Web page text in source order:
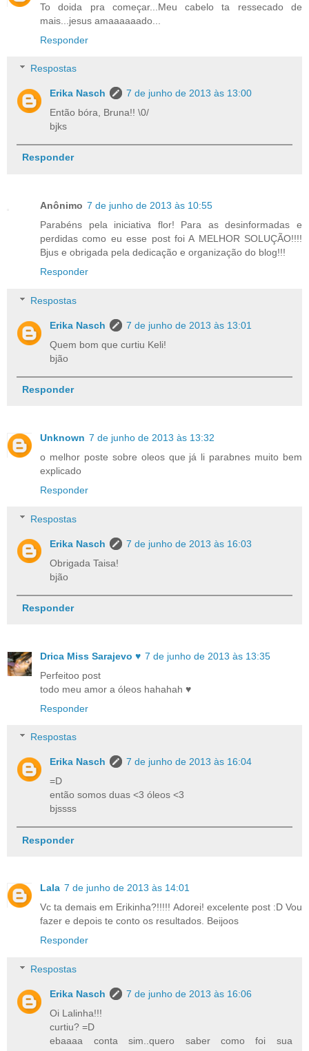
To doida pra começar...Meu cabelo ta ressecado de
mais...jesus amaaaaaado...
Responder
Respostas
Erika Nasch
7 de junho de 2013 às 13:00
Então bóra, Bruna!! \0/
bjks
Responder
Anônimo 7 de junho de 2013 às 10:55
Parabéns pela iniciativa flor! Para as desinformadas e
perdidas como eu esse post foi A MELHOR SOLUÇÃO!!!!
Bjus e obrigada pela dedicação e organização do blog!!!
Responder
Respostas
Erika Nasch
7 de junho de 2013 às 13:01
Quem bom que curtiu Keli!
bjão
Responder
Unknown 7 de junho de 2013 às 13:32
o melhor poste sobre oleos que já li parabnes muito bem
explicado
Responder
Respostas
Erika Nasch
7 de junho de 2013 às 16:03
Obrigada Taisa!
bjão
Responder
Drica Miss Sarajevo ♥ 7 de junho de 2013 às 13:35
Perfeitoo post
todo meu amor a óleos hahahah ♥
Responder
Respostas
Erika Nasch
7 de junho de 2013 às 16:04
=D
então somos duas <3 óleos <3
bjssss
Responder
Lala 7 de junho de 2013 às 14:01
Vc ta demais em Erikinha?!!!!! Adorei! excelente post :D Vou
fazer e depois te conto os resultados. Beijoos
Responder
Respostas
Erika Nasch
7 de junho de 2013 às 16:06
Oi Lalinha!!!
curtiu? =D
ebaaaa conta sim..quero saber como foi sua